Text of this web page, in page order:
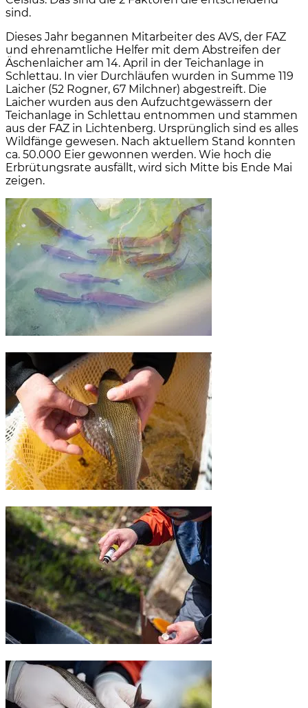
sind.
Dieses Jahr begannen Mitarbeiter des AVS, der FAZ
und ehrenamtliche Helfer mit dem Abstreifen der
Äschenlaicher am 14. April in der Teichanlage in
Schlettau. In vier Durchläufen wurden in Summe 119
Laicher (52 Rogner, 67 Milchner) abgestreift. Die
Laicher wurden aus den Aufzuchtgewässern der
Teichanlage in Schlettau entnommen und stammen
aus der FAZ in Lichtenberg. Ursprünglich sind es alles
Wildfänge gewesen. Nach aktuellem Stand konnten
ca. 50.000 Eier gewonnen werden. Wie hoch die
Erbrütungsrate ausfällt, wird sich Mitte bis Ende Mai
zeigen.